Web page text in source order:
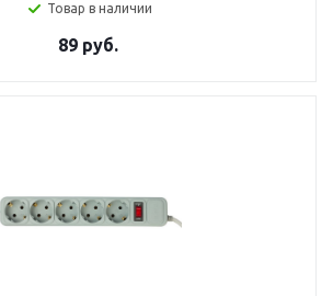
Товар в наличии
89 руб.